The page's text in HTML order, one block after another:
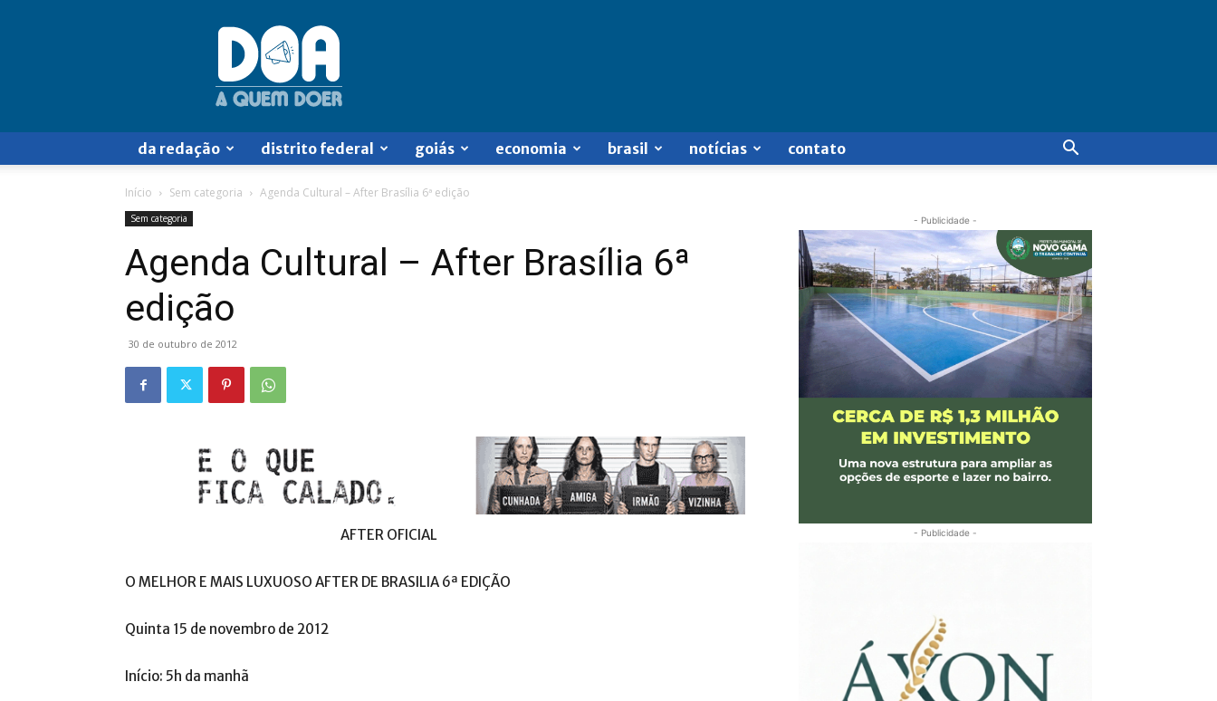
Doa
a
Quem
Doer
da redação distrito federal goiás economia brasil notícias contato
Início Sem categoria Agenda Cultural – After Brasília 6ª edição
Sem categoria
Agenda Cultural – After Brasília 6ª
edição
30 de outubro de 2012
AFTER OFICIAL
O MELHOR E MAIS LUXUOSO AFTER DE BRASILIA 6ª EDIÇÃO
Quinta 15 de novembro de 2012
Início: 5h da manhã
- Publicidade -
- Publicidade -